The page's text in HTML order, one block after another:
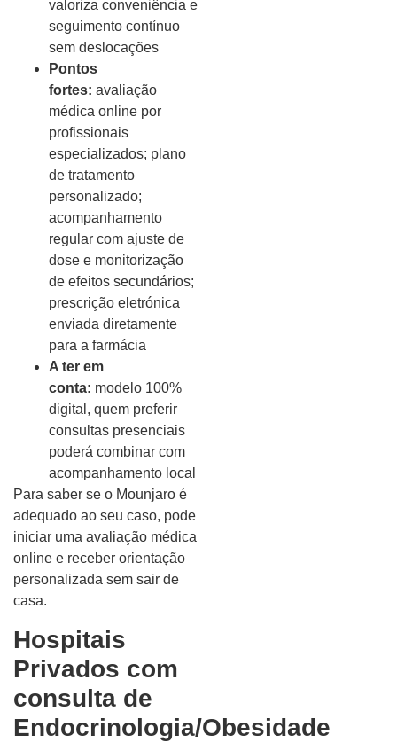
valoriza conveniência e
seguimento contínuo
sem deslocações
Pontos
fortes: avaliação
médica online por
profissionais
especializados; plano
de tratamento
personalizado;
acompanhamento
regular com ajuste de
dose e monitorização
de efeitos secundários;
prescrição eletrónica
enviada diretamente
para a farmácia
A ter em
conta: modelo 100%
digital, quem preferir
consultas presenciais
poderá combinar com
acompanhamento local
Para saber se o Mounjaro é
adequado ao seu caso, pode
iniciar uma avaliação médica
online e receber orientação
personalizada sem sair de
casa.
Hospitais
Privados com
consulta de
Endocrinologia/Obesidade